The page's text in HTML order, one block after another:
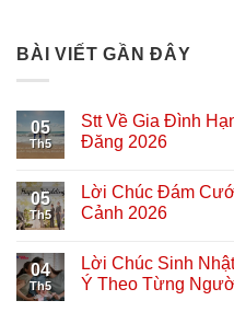
BÀI VIẾT GẦN ĐÂY
05
Th5
Stt Về Gia Đình
Đăng 2026
05
Th5
Lời Chúc Đám
Cảnh 2026
04
Th5
Lời Chúc Sinh
Ý Theo Từng